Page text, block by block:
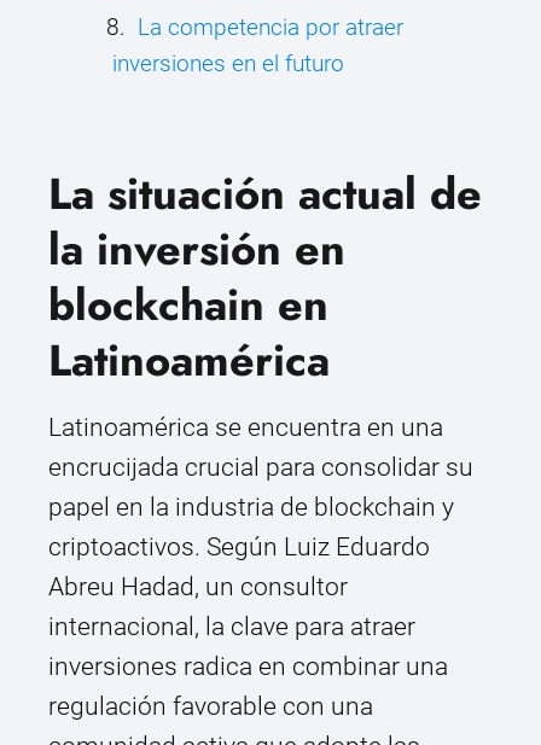
La competencia por atraer
inversiones en el futuro
La situación actual de
la inversión en
blockchain en
Latinoamérica
Latinoamérica se encuentra en una
encrucijada crucial para consolidar su
papel en la industria de blockchain y
criptoactivos. Según Luiz Eduardo
Abreu Hadad, un consultor
internacional, la clave para atraer
inversiones radica en combinar una
regulación favorable con una